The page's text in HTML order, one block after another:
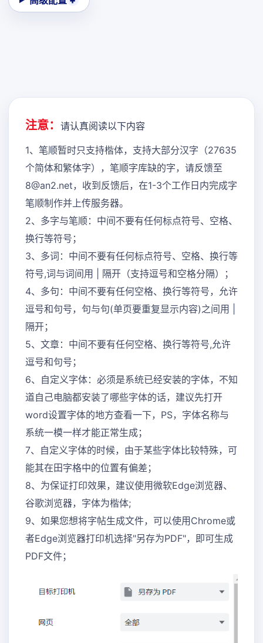
注意： 请认真阅读以下内容
1、笔顺暂时只支持楷体，支持大部分汉字（27635
个简体和繁体字），笔顺字库缺的字，请反馈至
8@an2.net，收到反馈后，在1-3个工作日内完成字
笔顺制作并上传服务器。
2、多字与笔顺：中间不要有任何标点符号、空格、
换行等符号；
3、多词：中间不要有任何标点符号、空格、换行等
符号,词与词间用 | 隔开（支持逗号和空格分隔）；
4、多句：中间不要有任何空格、换行等符号，允许
逗号和句号，句与句(单页要重复显示内容)之间用 |
隔开；
5、文章：中间不要有任何空格、换行等符号,允许
逗号和句号；
6、自定义字体：必须是系统已经安装的字体，不知
道自己电脑都安装了哪些字体的话，建议先打开
word设置字体的地方查看一下，PS，字体名称与
系统一模一样才能正常生成；
7、自定义字体的时候，由于某些字体比较特殊，可
能其在田字格中的位置有偏差；
8、为保证打印效果，建议使用微软Edge浏览器、
谷歌浏览器，字体为楷体;
9、如果您想将字帖生成文件，可以使用Chrome或
者Edge浏览器打印机选择"另存为PDF"，即可生成
PDF文件；